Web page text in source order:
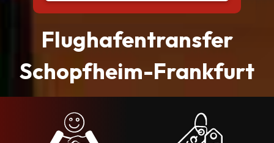
Flughafentransfer Flörsheim
Flughafentransfer Groß Gerau
Flughafentransfer Wiesbaden
Flughafentransfer Worms
Flughafentransfer
Schopfheim-Frankfurt